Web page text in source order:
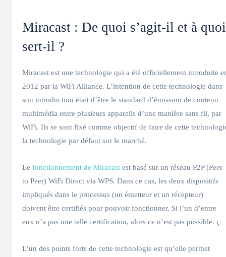
Miracast : De quoi s’agit-il et à quoi
sert-il ?
Miracast est une technologie qui a été officiellement introduite
2012 par la WiFi Alliance. L’intention de cette technologie dans
son introduction était d’être le standard d’émission de contenu
multimédia entre plusieurs appareils d’une manière sans fil, par
WiFi. Ils se sont fixé comme objectif de faire de cette
la technologie par défaut sur le marché.
Le fonctionnement de Miracast est basé sur un réseau P2P (Peer
to Peer) WiFi Direct via WPS. Dans ce cas, les deux dispositifs
impliqués dans le processus (un émetteur et un récepteur)
doivent être certifiés pour pouvoir fonctionner. Si l’un d’entre
eux n’a pas une telle certification, alors ce n’est pas possible. ç
L’un des points forts de cette technologie est qu’elle permet